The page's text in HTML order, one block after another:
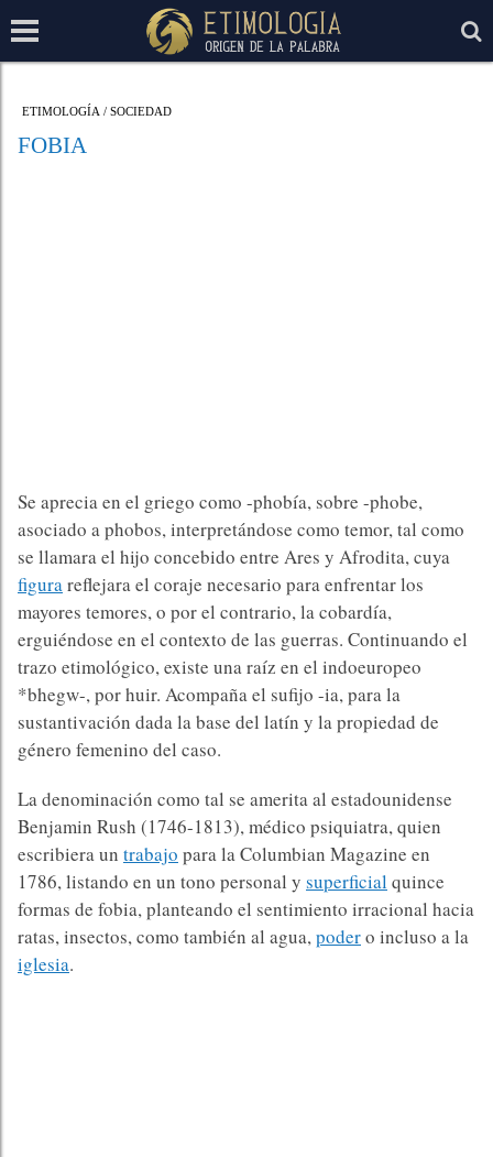
ETIMOLOGÍA / SOCIEDAD
FOBIA
Se aprecia en el griego como -phobía, sobre -phobe,
asociado a phobos, interpretándose como temor, tal como
se llamara el hijo concebido entre Ares y Afrodita, cuya
figurareflejara el coraje necesario para enfrentar los
mayores temores, o por el contrario, la cobardía,
erguiéndose en el contexto de las guerras. Continuando el
trazo etimológico, existe una raíz en el indoeuropeo
*bhegw-, por huir. Acompaña el sufijo -ia, para la
sustantivación dada la base del latín y la propiedad de
género femenino del caso.
La denominación como tal se amerita al estadounidense
Benjamin Rush (1746-1813), médico psiquiatra, quien
escribiera un trabajo para la Columbian Magazine en
1786, listando en un tono personal y superficial quince
formas de fobia, planteando el sentimiento irracional hacia
ratas, insectos, como también al agua,podero incluso a la
iglesia.